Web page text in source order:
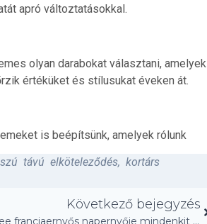
apró változtatásokkal.
olyan darabokat választani, amelyek
értéküket és stílusukat éveken át.
is beépítsünk, amelyek rólunk
távú elköteleződés, kortárs
Következő bejegyzés